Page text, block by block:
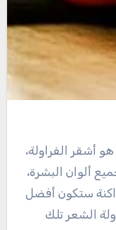
أشقر الفراولة،
ألوان البشرة،
ستكون أفضل
الشعر تلك